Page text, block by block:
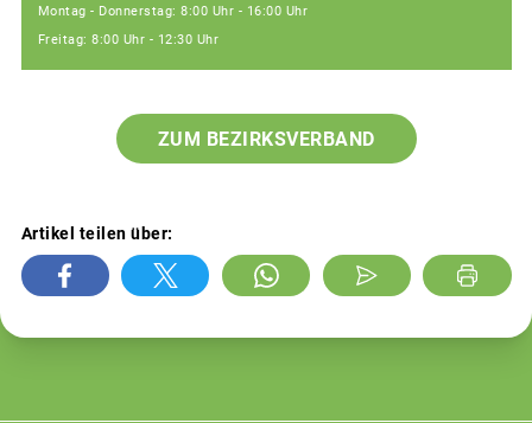
Montag - Donnerstag: 8:00 Uhr - 16:00 Uhr
Freitag: 8:00 Uhr - 12:30 Uhr
ZUM BEZIRKSVERBAND
Artikel teilen über: